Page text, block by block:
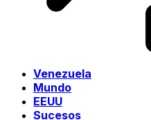
Venezuela
Mundo
EEUU
Sucesos